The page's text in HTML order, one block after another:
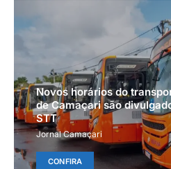
Novos horários do
de Camaçari são
STT
Jornal Camaçari
CONFIRA